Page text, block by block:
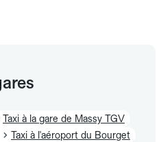
Taxi à la gare de Massy TGV
Taxi à l'aéroport du Bourget